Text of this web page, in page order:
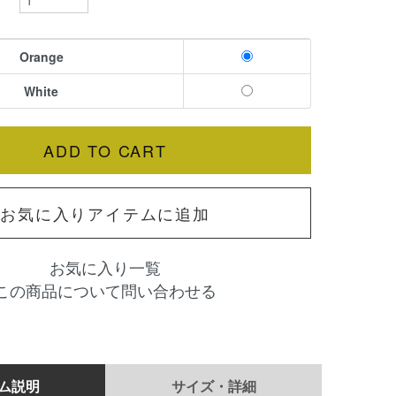
Orange
White
お気に入りアイテムに追加
お気に入り一覧
の商品について問い合わせる
説明 サイズ・詳細